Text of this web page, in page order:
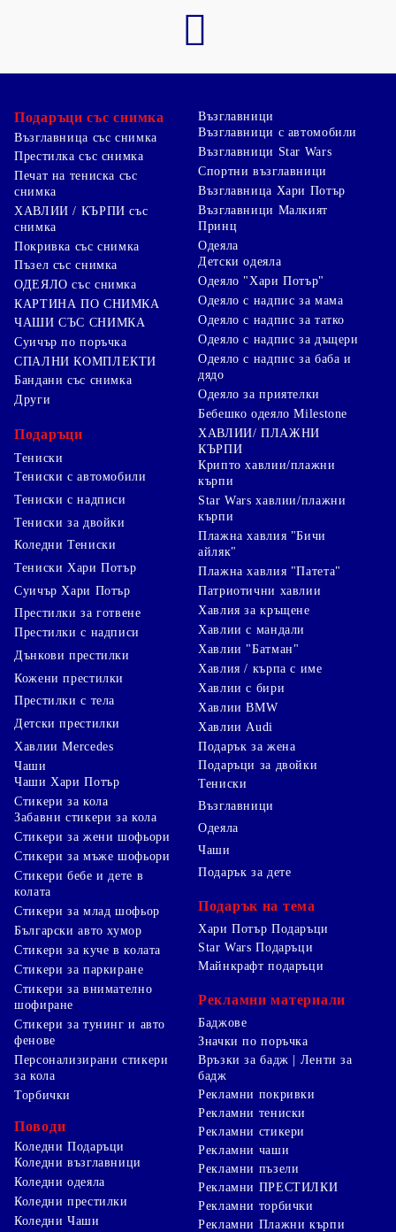
Подаръци със снимка
Възглавница със снимка
Престилка със снимка
Печат на тениска със
снимка
ХАВЛИИ / КЪРПИ със
снимка
Покривка със снимка
Пъзел със снимка
ОДЕЯЛО със снимка
КАРТИНА ПО СНИМКА
ЧАШИ СЪС СНИМКА
Суичър по поръчка
СПАЛНИ КОМПЛЕКТИ
Бандани със снимка
Други
Подаръци
Тениски
Тениски с автомобили
Тениски с надписи
Тениски за двойки
Коледни Тениски
Тениски Хари Потър
Суичър Хари Потър
Престилки за готвене
Престилки с надписи
Дънкови престилки
Кожени престилки
Престилки с тела
Детски престилки
Възглавници
Възглавници с автомобили
Възглавници Star Wars
Спортни възглавници
Възглавница Хари Потър
Възглавници Малкият
Принц
Одеяла
Детски одеяла
Одеяло "Хари Потър"
Одеяло с надпис за мама
Одеяло с надпис за татко
Одеяло с надпис за дъщери
Одеяло с надпис за баба и
дядо
Одеяло за приятелки
Бебешко одеяло Milestone
ХАВЛИИ/ ПЛАЖНИ
КЪРПИ
Крипто хавлии/плажни
кърпи
Star Wars хавлии/плажни
кърпи
Плажна хавлия "Бичи
айляк"
Плажна хавлия "Патета"
Патриотични хавлии
Хавлия за кръщене
Хавлии с мандали
Хавлии "Батман"
Хавлия / кърпа с име
Хавлии с бири
Хавлии BMW
Хавлии Audi
Хавлии Mercedes
Чаши
Чаши Хари Потър
Стикери за кола
Забавни стикери за кола
Стикери за жени шофьори
Стикери за мъже шофьори
Стикери бебе и дете в
колата
Стикери за млад шофьор
Български авто хумор
Стикери за куче в колата
Стикери за паркиране
Стикери за внимателно
шофиране
Стикери за тунинг и авто
фенове
Персонализирани стикери
за кола
Торбички
Поводи
Коледни Подаръци
Коледни възглавници
Коледни одеяла
Коледни престилки
Коледни Чаши
Подарък за жена
Подаръци за двойки
Тениски
Възглавници
Одеяла
Чаши
Подарък за дете
Подарък на тема
Хари Потър Подаръци
Star Wars Подаръци
Майнкрафт подаръци
Рекламни материали
Баджове
Значки по поръчка
Връзки за бадж | Ленти за
бадж
Рекламни покривки
Рекламни тениски
Рекламни стикери
Рекламни чаши
Рекламни пъзели
Рекламни ПРЕСТИЛКИ
Рекламни торбички
Рекламни Плажни кърпи